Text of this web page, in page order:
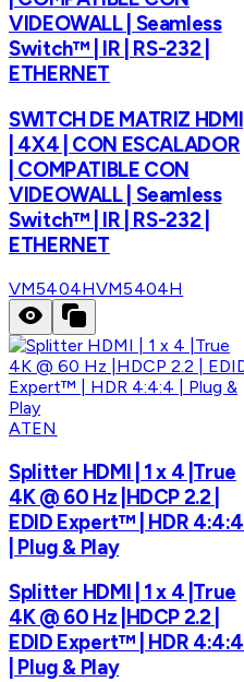
VIDEOWALL | Seamless
Switch™ | IR | RS-232 |
ETHERNET
SWITCH DE MATRIZ HDMI
| 4X4 | CON ESCALADOR
| COMPATIBLE CON
VIDEOWALL | Seamless
Switch™ | IR | RS-232 |
ETHERNET
VM5404HVM5404H
ATEN
Splitter HDMI | 1 x 4 |True
4K @ 60 Hz |HDCP 2.2 |
EDID Expert™ | HDR 4:4:4
| Plug & Play
Splitter HDMI | 1 x 4 |True
4K @ 60 Hz |HDCP 2.2 |
EDID Expert™ | HDR 4:4:4
| Plug & Play